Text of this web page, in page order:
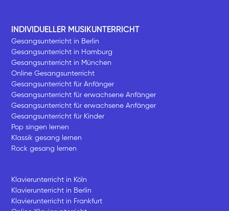
INDIVIDUELLER MUSIKUNTERRICHT
Gesangsunterricht in Berlin
Gesangsunterricht in Hamburg
Gesangsunterricht in München
Online Gesangsunterricht
Gesangsunterricht für Anfänger
Gesangsunterricht für erwachsene Anfänger
Gesangsunterricht für erwachsene Anfänger
Gesangsunterricht für Kinder
Pop singen lernen
Klassik gesang lernen
Rock gesang lernen
Klavierunterricht in Köln
Klavierunterricht in Berlin
Klavierunterricht in Frankfurt